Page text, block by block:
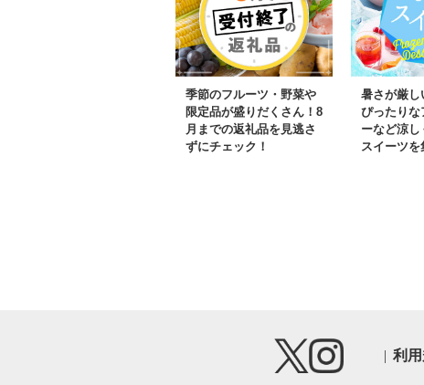
季節のフルーツ・野菜や
限定品が盛りだくさん！8
月までの返礼品を見逃さ
ずにチェック！
暑さが厳し
ぴったりな
ーなど涼
スイーツを
利